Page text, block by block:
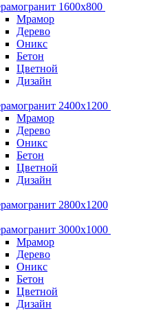
1600х800
Мрамор
Дерево
Оникс
Бетон
Цветной
Дизайн
2400х1200
Мрамор
Дерево
Оникс
Бетон
Цветной
Дизайн
2800x1200
3000х1000
Мрамор
Дерево
Оникс
Бетон
Цветной
Дизайн